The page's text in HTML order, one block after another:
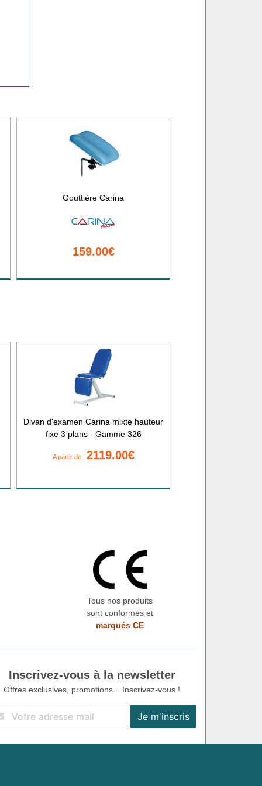
Gouttière Carina
159.00€
Divan d'examen Carina mixte hauteur
fixe 3 plans - Gamme 326
A partir de 2119.00€
Tous nos produits
sont conformes et
marqués CE
Inscrivez-vous à la newsletter
Offres exclusives, promotions... Inscrivez-vous !